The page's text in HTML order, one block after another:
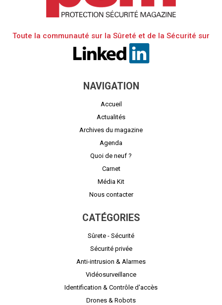
Toute la communauté sur la Sûreté et de la Sécurité sur
NAVIGATION
Accueil
Actualités
Archives du magazine
Agenda
Quoi de neuf ?
Carnet
Média Kit
Nous contacter
CATÉGORIES
Sûrete - Sécurité
Sécurité privée
Anti-intrusion & Alarmes
Vidéosurveillance
Identification & Contrôle d'accès
Drones & Robots